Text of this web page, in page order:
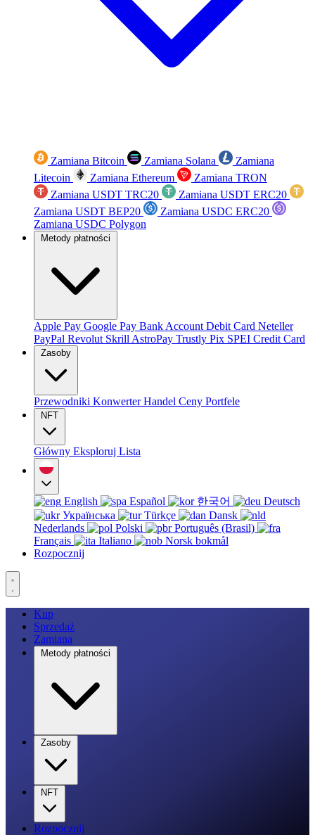
Zamiana Bitcoin Zamiana Solana
Zamiana
Litecoin
Zamiana Ethereum
Zamiana TRON
Zamiana USDT TRC20
Zamiana USDT ERC20
Zamiana USDT BEP20
Zamiana USDC ERC20
Zamiana USDC Polygon
Metody płatności
Apple Pay Google Pay Bank Account Debit Card Neteller
PayPal Revolut Skrill AstroPay Trustly Pix SPEI Credit Card
Zasoby
Przewodniki KonwerterHandel Ceny Portfele
NFT
Główny Eksploruj Lista
English Español 한국어
Deutsch
Українська
Türkçe
Dansk
Nederlands
Polski
Português (Brasil)
Français
Italiano
Norsk bokmål
Rozpocznij
Kup
Sprzedaż
Zamiana
Metody płatności
Zasoby
NFT
Rozpocznij